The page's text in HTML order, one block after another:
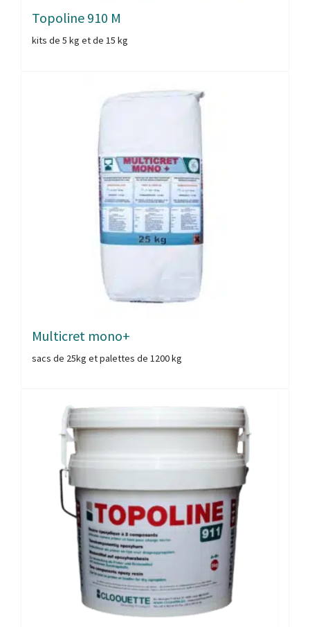
Topoline 910 M
kits de 5 kg et de 15 kg
Multicret mono+
sacs de 25kg et palettes de 1200 kg